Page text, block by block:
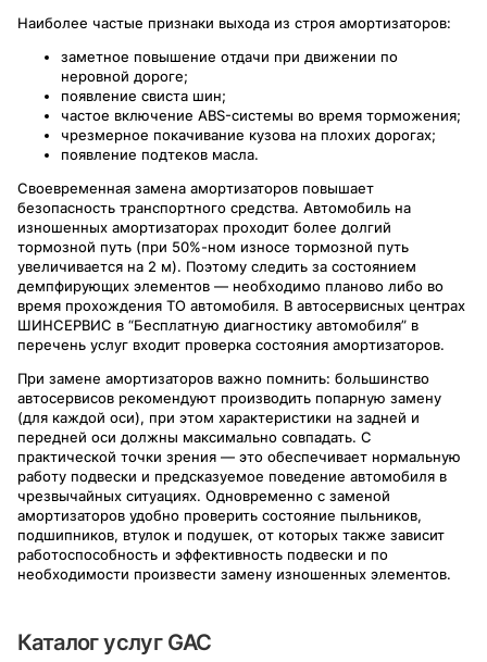
Наиболее частые признаки выхода из строя амортизаторов:
заметное повышение отдачи при движении по
неровной дороге;
появление свиста шин;
частое включение ABS-системы во время торможения;
чрезмерное покачивание кузова на плохих дорогах;
появление подтеков масла.
Своевременная замена амортизаторов повышает
безопасность транспортного средства. Автомобиль на
изношенных амортизаторах проходит более долгий
тормозной путь (при 50%-ном износе тормозной путь
увеличивается на 2 м). Поэтому следить за состоянием
демпфирующих элементов — необходимо планово либо во
время прохождения ТО автомобиля. В автосервисных центрах
ШИНСЕРВИС в “Бесплатную диагностику автомобиля” в
перечень услуг входит проверка состояния амортизаторов.
При замене амортизаторов важно помнить: большинство
автосервисов рекомендуют производить попарную замену
(для каждой оси), при этом характеристики на задней и
передней оси должны максимально совпадать. С
практической точки зрения — это обеспечивает нормальную
работу подвески и предсказуемое поведение автомобиля в
чрезвычайных ситуациях. Одновременно с заменой
амортизаторов удобно проверить состояние пыльников,
подшипников, втулок и подушек, от которых также зависит
работоспособность и эффективность подвески и по
необходимости произвести замену изношенных элементов.
Каталог услуг GAC